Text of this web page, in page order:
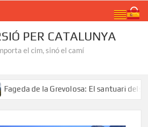
PER CATALUNYA
el cim, sinó el camí
de la Grevolosa: El santuari dels